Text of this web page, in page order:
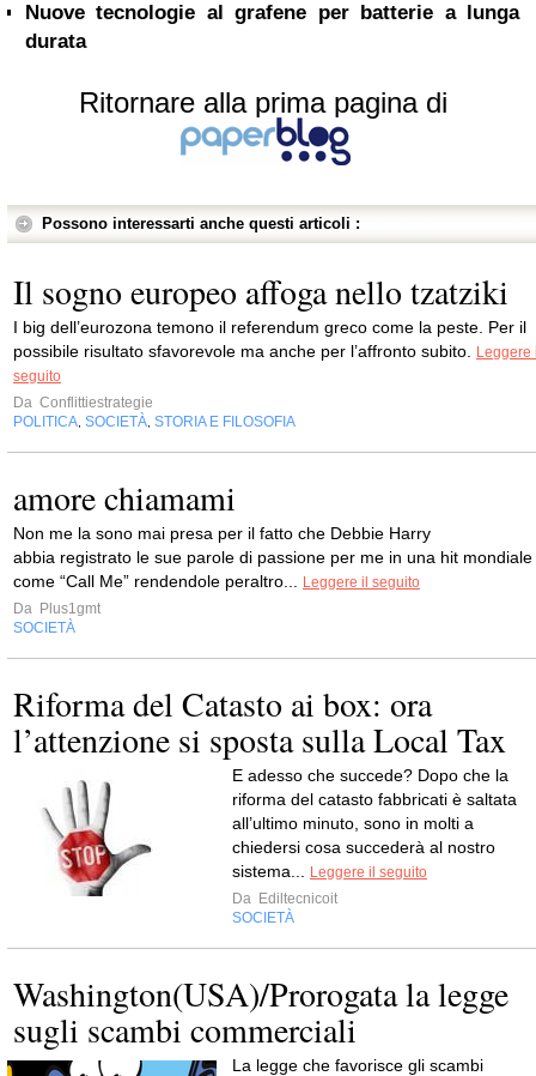
Nuove tecnologie al grafene per batterie a lunga
durata
Ritornare alla prima pagina di
Possono interessarti anche questi articoli :
Il sogno europeo affoga nello tzatziki
I big dell’eurozona temono il referendum greco come la peste. Per il
possibile risultato sfavorevole ma anche per l’affronto subito.
Leggere
seguito
Da Conflittiestrategie
POLITICA SOCIETÀ STORIA E FILOSOFIA
amore chiamami
Non me la sono mai presa per il fatto che Debbie Harry
abbia registrato le sue parole di passione per me in una hit mondiale
come “Call Me” rendendole peraltro...
Leggere il seguito
Da Plus1gmt
SOCIETÀ
Riforma del Catasto ai box: ora
l’attenzione si sposta sulla Local Tax
E adesso che succede? Dopo che la
riforma del catasto fabbricati è saltata
all’ultimo minuto, sono in molti a
chiedersi cosa succederà al nostro
sistema...
Leggere il seguito
Da Ediltecnicoit
SOCIETÀ
Washington(USA)/Prorogata la legge
sugli scambi commerciali
La legge che favorisce gli scambi